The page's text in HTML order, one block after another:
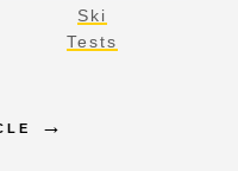
Ski
Tests